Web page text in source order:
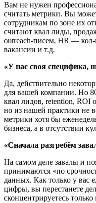
Вам не нужен
считать метрики. Вы
сотрудникам по зоне их
считают квал лиды,
outreach-писем, HR —
вакансии и т.д.
«У нас своя специфика,
Да, действительно
для вашей компании. Но
квал лидов, retention, ROI
но из нашей практики не
метрики хотя бы
бизнеса, а в отсутствии
«Сначала разгребём
На самом деле завалы и
принимаются «по
данных. Как только у вас
цифры, вы перестанете
сконцентрируетесь